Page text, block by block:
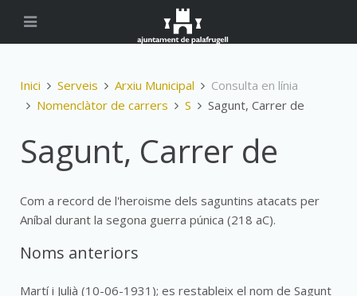
Inici Serveis Arxiu Municipal
Consulta en línia
Nomenclàtor de carrers
S Sagunt, Carrer de
Sagunt, Carrer de
Com a record de l'heroisme dels saguntins atacats per
Aníbal durant la segona guerra púnica (218 aC).
Noms anteriors
Martí i Julià (10-06-1931); es restableix el nom de Sagunt